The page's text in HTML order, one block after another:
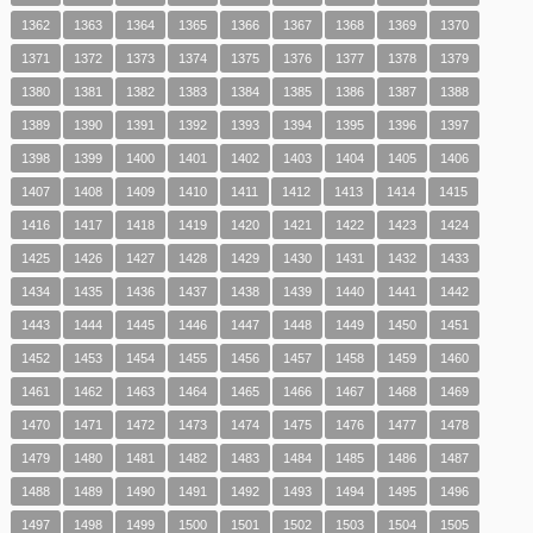
1362 1363 1364 1365 1366 1367 1368 1369 1370
1371 1372 1373 1374 1375 1376 1377 1378 1379
1380 1381 1382 1383 1384 1385 1386 1387 1388
1389 1390 1391 1392 1393 1394 1395 1396 1397
1398 1399 1400 1401 1402 1403 1404 1405 1406
1407 1408 1409 1410 1411 1412 1413 1414 1415
1416 1417 1418 1419 1420 1421 1422 1423 1424
1425 1426 1427 1428 1429 1430 1431 1432 1433
1434 1435 1436 1437 1438 1439 1440 1441 1442
1443 1444 1445 1446 1447 1448 1449 1450 1451
1452 1453 1454 1455 1456 1457 1458 1459 1460
1461 1462 1463 1464 1465 1466 1467 1468 1469
1470 1471 1472 1473 1474 1475 1476 1477 1478
1479 1480 1481 1482 1483 1484 1485 1486 1487
1488 1489 1490 1491 1492 1493 1494 1495 1496
1497 1498 1499 1500 1501 1502 1503 1504 1505